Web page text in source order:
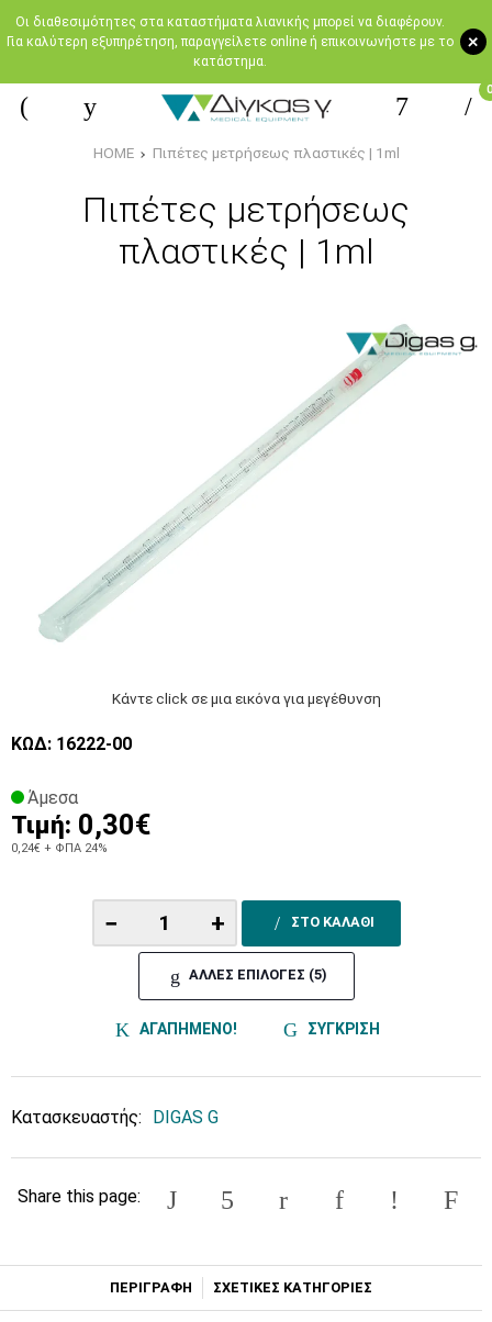
+
Oι διαθεσιμότητες στα καταστήματα λιανικής μπορεί να διαφέρουν.
Για καλύτερη εξυπηρέτηση, παραγγείλετε online ή επικοινωνήστε με το
κατάστημα.
0
HOME Πιπέτες μετρήσεως πλαστικές | 1ml
Πιπέτες μετρήσεως
πλαστικές | 1ml
Κάντε click σε μια εικόνα για μεγέθυνση
ΚΩΔ: 16222-00
Άμεσα
Τιμή: 0,30€
0,24€ + ΦΠΑ 24%
− + ΣΤΟ ΚΑΛΑΘΙ
ΑΛΛΕΣ ΕΠΙΛΟΓΕΣ (5)
ΑΓΑΠΗΜΕΝΟ! ΣΥΓΚΡΙΣΗ
Κατασκευαστής: DIGAS G
Share this page:
ΠΕΡΙΓΡΑΦΗ ΣΧΕΤΙΚΕΣ ΚΑΤΗΓΟΡΙΕΣ